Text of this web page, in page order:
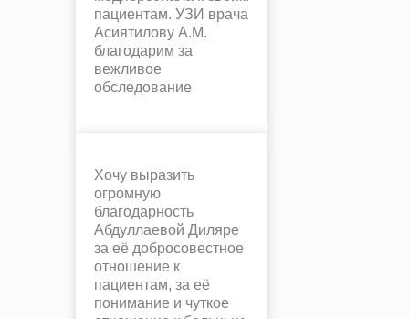
пациентам. УЗИ врача
Асиятилову А.М.
благодарим за
вежливое
обследование
Хочу выразить
огромную
благодарность
Абдуллаевой Диляре
за её добросовестное
отношение к
пациентам, за её
понимание и чуткое